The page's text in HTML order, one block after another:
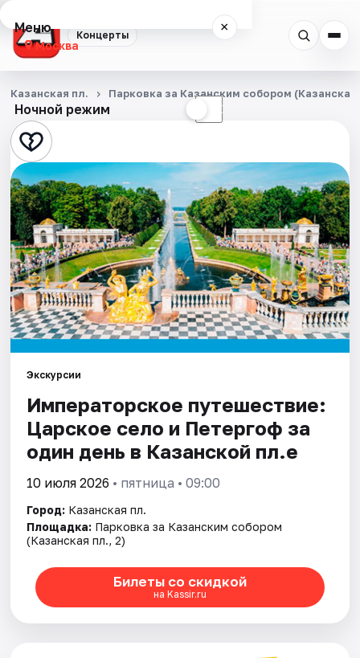
Концерты
Меню ×
Москва
Концерты
Города
Площадки
Артисты
Рейтинги
Ночной режим ☾
Казанская пл. Парковка за Казанским собором (Казанская
Экскурсии
Императорское путешествие:
Царское село и Петергоф за
один день в Казанской пл.е
10 июля 2026 • пятница • 09:00
Город: Казанская пл.
Площадка: Парковка за Казанским собором
(Казанская пл., 2)
Билеты со скидкой
на Kassir.ru